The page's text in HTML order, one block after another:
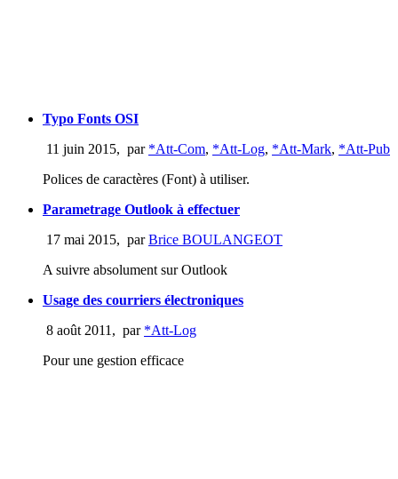
Typo Fonts OSI
11 juin 2015, par *Att-Com, *Att-Log, *Att-Mark, *Att-Pub
Polices de caractères (Font) à utiliser.
Parametrage Outlook à effectuer
17 mai 2015, parBrice BOULANGEOT
A suivre absolument sur Outlook
Usage des courriers électroniques
8 août 2011 , par *Att-Log
Pour une gestion efficace